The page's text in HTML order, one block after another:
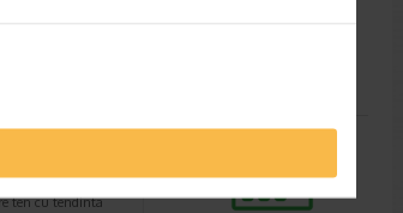
Gel de
ten cu tendinta